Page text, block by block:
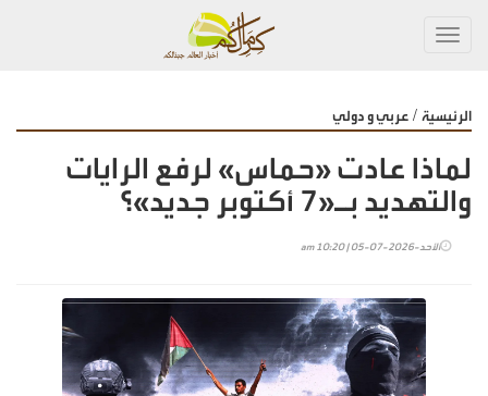
الرئيسية / عربي و دولي
لماذا عادت «حماس» لرفع الرايات
والتهديد بـ«7 أكتوبر جديد»؟
الأحد-2026-07-05 | 10:20 am